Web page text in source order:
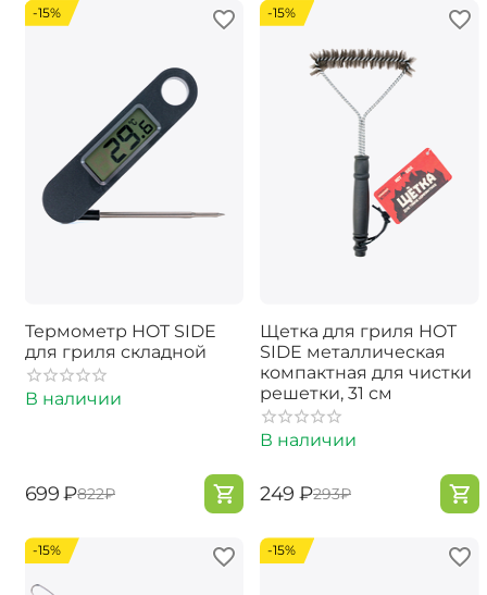
-15%
Термометр HOT SIDE
для гриля складной
В наличии
‍699‍ ₽‍822‍₽
-15%
Щетка для гриля HOT
SIDE металлическая
компактная для чистки
решетки, 31 см
В наличии
‍249‍ ₽‍293‍₽
-15% -15%